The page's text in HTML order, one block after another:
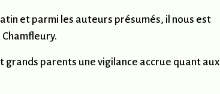
et parmi les auteurs présumés, il nous est
grands parents une vigilance accrue quant aux